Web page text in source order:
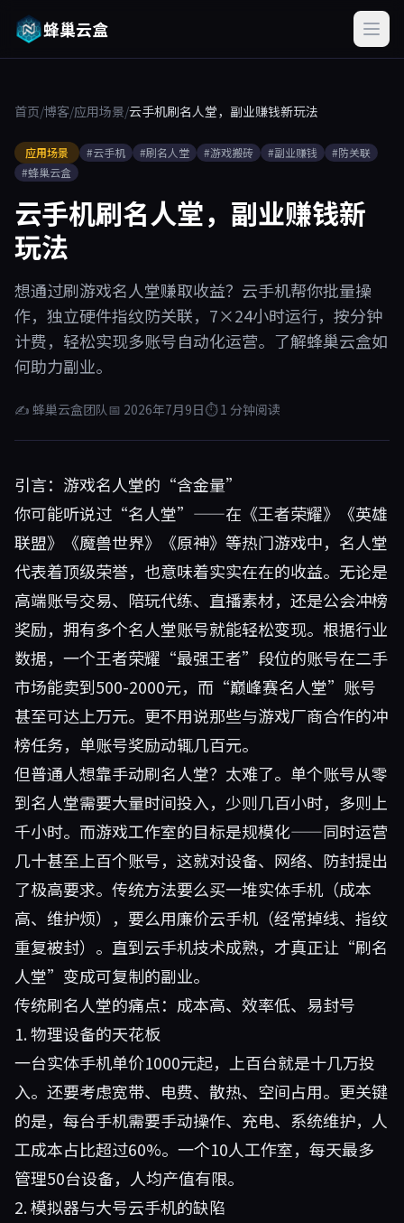
蜂巢云盒
首页/博客/应用场景/云手机刷名人堂，副业赚钱新玩法
应用场景 #云手机 #刷名人堂 #游戏搬砖 #副业赚钱
#防关联
#蜂巢云盒
云手机刷名人堂，副业赚钱新
玩法
想通过刷游戏名人堂赚取收益？云手机帮你批量操
作，独立硬件指纹防关联，7×24小时运行，按分钟
计费，轻松实现多账号自动化运营。了解蜂巢云盒如
何助力副业。
✍ 蜂巢云盒团队📅 2026年7月9日⏱ 1 分钟阅读
引言：游戏名人堂的“含金量”
你可能听说过“名人堂”——在《王者荣耀》《英雄
联盟》《魔兽世界》《原神》等热门游戏中，名人堂
代表着顶级荣誉，也意味着实实在在的收益。无论是
高端账号交易、陪玩代练、直播素材，还是公会冲榜
奖励，拥有多个名人堂账号就能轻松变现。根据行业
数据，一个王者荣耀“最强王者”段位的账号在二手
市场能卖到500-2000元，而“巅峰赛名人堂”账号
甚至可达上万元。更不用说那些与游戏厂商合作的冲
榜任务，单账号奖励动辄几百元。
但普通人想靠手动刷名人堂？太难了。单个账号从零
到名人堂需要大量时间投入，少则几百小时，多则上
千小时。而游戏工作室的目标是规模化——同时运营
几十甚至上百个账号，这就对设备、网络、防封提出
了极高要求。传统方法要么买一堆实体手机（成本
高、维护烦），要么用廉价云手机（经常掉线、指纹
重复被封）。直到云手机技术成熟，才真正让“刷名
人堂”变成可复制的副业。
传统刷名人堂的痛点：成本高、效率低、易封号
1. 物理设备的天花板
一台实体手机单价1000元起，上百台就是十几万投
入。还要考虑宽带、电费、散热、空间占用。更关键
的是，每台手机需要手动操作、充电、系统维护，人
工成本占比超过60%。一个10人工作室，每天最多
管理50台设备，人均产值有限。
2. 模拟器与大号云手机的缺陷